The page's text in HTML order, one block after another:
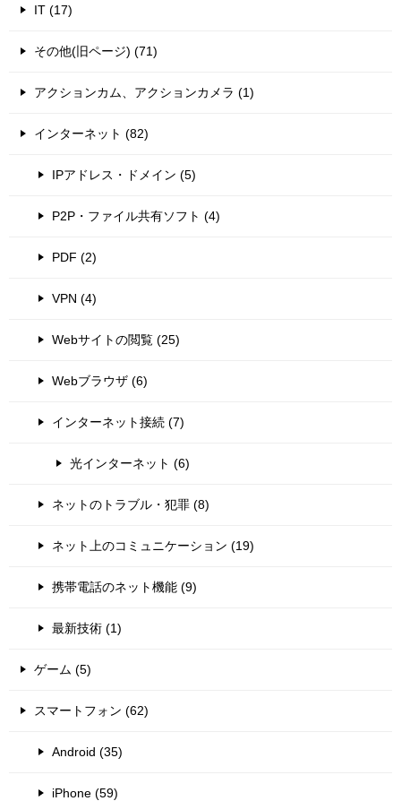
IT (17)
その他(旧ページ) (71)
アクションカム、アクションカメラ (1)
インターネット (82)
IPアドレス・ドメイン (5)
P2P・ファイル共有ソフト (4)
PDF (2)
VPN (4)
Webサイトの閲覧 (25)
Webブラウザ (6)
インターネット接続 (7)
光インターネット (6)
ネットのトラブル・犯罪 (8)
ネット上のコミュニケーション (19)
携帯電話のネット機能 (9)
最新技術 (1)
ゲーム (5)
スマートフォン (62)
Android (35)
iPhone (59)